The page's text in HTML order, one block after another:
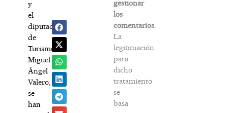
y
el
diputado
de
Turismo,
Miguel
Ángel
Valero,
se
han
gestionar
los
comentarios
La
legitimación
para
dicho
tratamiento
se
basa